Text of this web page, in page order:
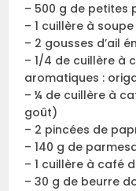
– 500 g de petites
– 1 cuillère à soupe
– 2 gousses d’ail
– 1/4 de cuillère à
aromatiques :
– ¼ de cuillère à
goût)
– 2 pincées de
– 140 g de
– 1 cuillère à café
– 30 g de beurre